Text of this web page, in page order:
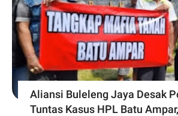
Aliansi Buleleng Jaya Desak
Tuntas Kasus HPL Batu